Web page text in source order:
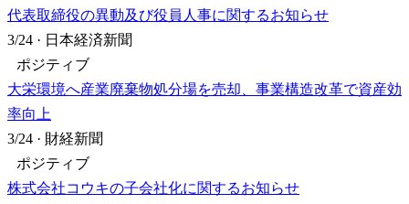
代表取締役の異動及び役員人事に関するお知らせ
3/24 · 日本経済新聞
ポジティブ
大栄環境へ産業廃棄物処分場を売却、事業構造改革で資産効
率向上
3/24 · 財経新聞
ポジティブ
株式会社コウキの子会社化に関するお知らせ